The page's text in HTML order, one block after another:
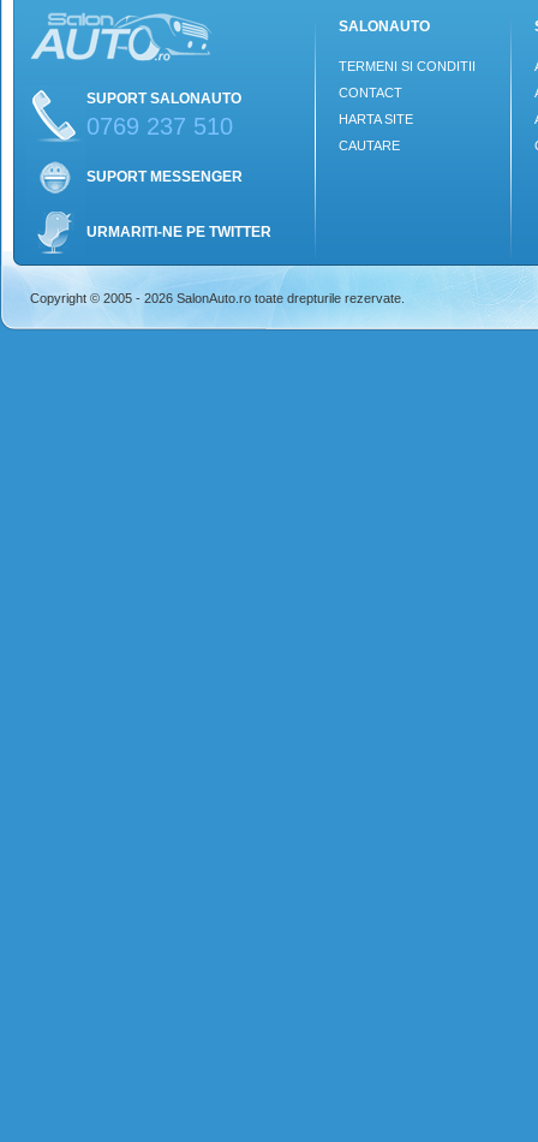
SUPORT SALONAUTO
0769 237 510
SUPORT MESSENGER
URMARITI-NE PE TWITTER
SALONAUTO
TERMENI SI CONDITII
CONTACT
HARTA SITE
CAUTARE
Copyright © 2005 - 2026 SalonAuto.ro toate drepturile rezervate.